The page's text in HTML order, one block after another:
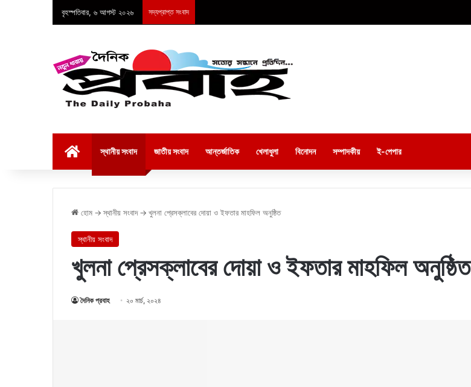
বৃহস্পতিবার, ৬ আগস্ট ২০২৬ সদ্যপ্রাপ্ত সংবাদ
স্থানীয় সংবাদ জাতীয় সংবাদ আন্তর্জাতিক খেলাধুলা বিনোদন সম্পাদকীয় ই-পেপার
হোম → স্থানীয় সংবাদ → খুলনা প্রেসক্লাবের দোয়া ও ইফতার মাহফিল অনুষ্ঠিত
স্থানীয় সংবাদ
খুলনা প্রেসক্লাবের দোয়া ও ইফতার মাহফিল অনুষ্ঠিত
দৈনিক প্রবাহ ২০ মার্চ, ২০২৪